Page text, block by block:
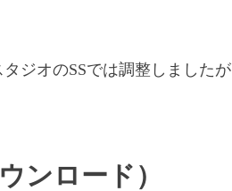
ジオのSSでは調整しましたが
ンロード）